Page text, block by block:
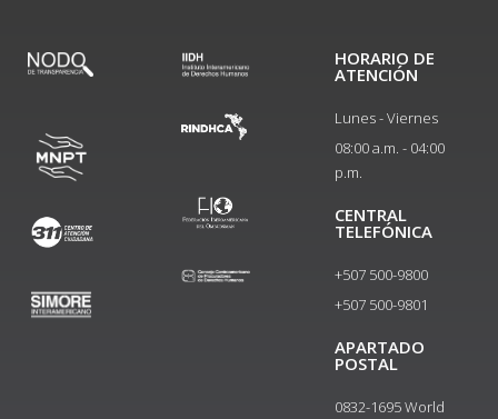
HORARIO DE
ATENCIÓN
Lunes - Viernes
08:00 a.m. - 04:00
p.m.
CENTRAL
TELEFÓNICA
+507 500-9800
+507 500-9801​
APARTADO
POSTAL
0832-1695 World